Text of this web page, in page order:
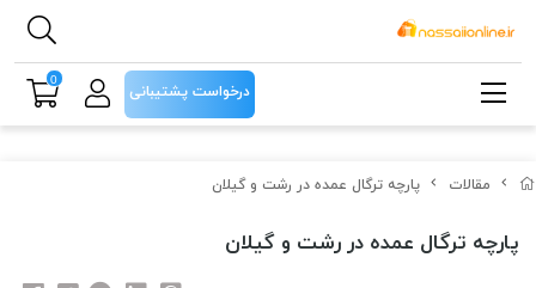
مقالات پارچه ترگال عمده در رشت و گیلان
پارچه ترگال عمده در رشت و گیلان
درخواست پشتیبانی
0